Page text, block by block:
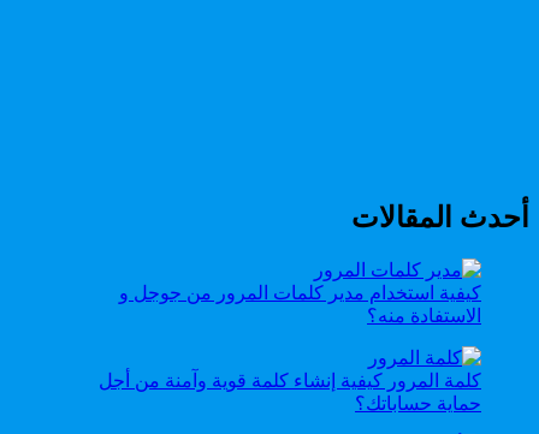
أحدث المقالات
كيفية استخدام مدير كلمات المرور من جوجل و
الاستفادة منه؟
كلمة المرور كيفية إنشاء كلمة قوية وآمنة من أجل
حماية حساباتك؟